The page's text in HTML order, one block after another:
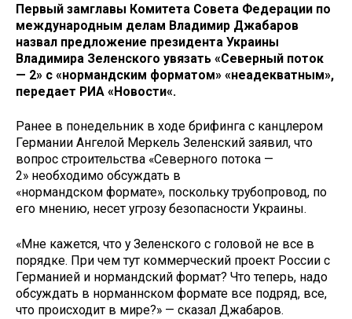
Первый замглавы Комитета Совета Федерации по
международным делам Владимир Джабаров
назвал предложение президента Украины
Владимира Зеленского увязать «Северный поток
— 2» с «нормандским форматом» «неадекватным»,
передает РИА «Новости«.
Ранее в понедельник в ходе брифинга с канцлером
Германии Ангелой Меркель Зеленский заявил, что
вопрос строительства «Северного потока —
2» необходимо обсуждать в
«нормандском формате», поскольку трубопровод, по
его мнению, несет угрозу безопасности Украины.
«Мне кажется, что у Зеленского с головой не все в
порядке. При чем тут коммерческий проект России с
Германией и нормандский формат? Что теперь, надо
обсуждать в норманнском формате все подряд, все,
что происходит в мире?» — сказал Джабаров.